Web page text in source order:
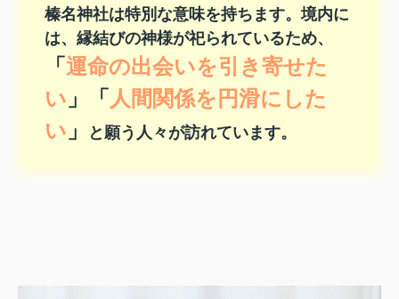
榛名神社は特別な意味を持ちます。境内に
は、縁結びの神様が祀られているため、
「 運命の出会いを引き寄せた
い 」「 人間関係を円滑にした
い 」 と願う人々が訪れています。